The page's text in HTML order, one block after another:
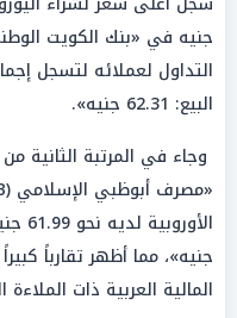
البيع: 62.31 جنيه».
وجاء في المرتبة الثانية
جنيه»، مما أظهر تقارباً
المالية العربية ذات الملاءة